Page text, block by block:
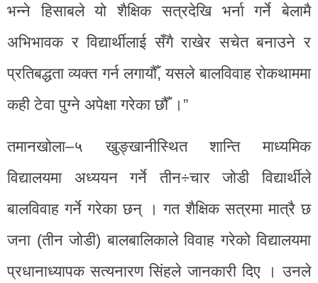
भन्ने हिसाबले यो शैक्षिक सत्रदेखि भर्ना गर्ने बेलामै
अभिभावक र विद्यार्थीलाई सँगै राखेर सचेत बनाउने र
प्रतिबद्धता व्यक्त गर्न लगायौँ, यसले बालविवाह रोकथाममा
कही टेवा पुग्ने अपेक्षा गरेका छौँ ।”
तमानखोला–५ खुङ्खानीस्थित शान्ति माध्यमिक
विद्यालयमा अध्ययन गर्ने तीन÷चार जोडी विद्यार्थीले
बालविवाह गर्ने गरेका छन् । गत शैक्षिक सत्रमा मात्रै छ
जना (तीन जोडी) बालबालिकाले विवाह गरेको विद्यालयमा
प्रधानाध्यापक सत्यनारण सिंहले जानकारी दिए । उनले